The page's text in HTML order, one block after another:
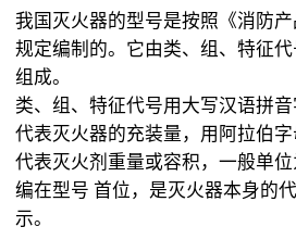
我国灭火器的型号是按照《消防
规定编制的。它由类、组、特征
组成。
类、组、特征代号用大写汉语拼
代表灭火器的充装量，用阿拉伯
代表灭火剂重量或容积，一般单
编在型号 首位，是灭火器本身的
示。